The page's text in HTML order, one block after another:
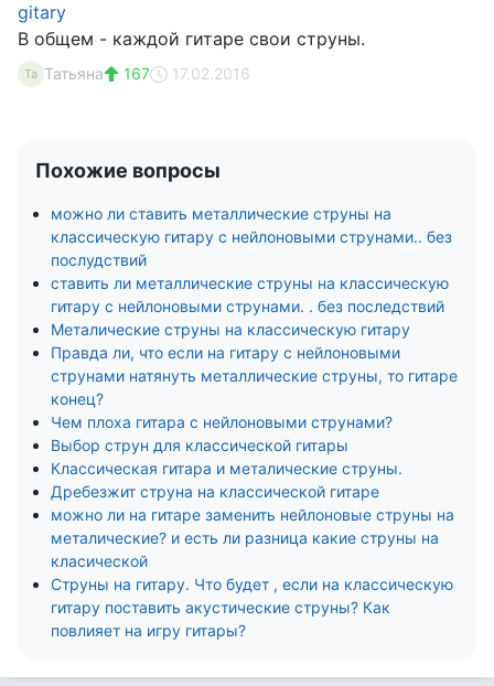
gitary
В общем - каждой гитаре свои струны.
Та Татьяна 167 17.02.2016
Похожие вопросы
можно ли ставить металлические струны на
классическую гитару с нейлоновыми струнами.. без
послудствий
ставить ли металлические струны на классическую
гитару с нейлоновыми струнами. . без последствий
Металические струны на классическую гитару
Правда ли, что если на гитару с нейлоновыми
струнами натянуть металлические струны, то гитаре
конец?
Чем плоха гитара с нейлоновыми струнами?
Выбор струн для классической гитары
Классическая гитара и металические струны.
Дребезжит струна на классической гитаре
можно ли на гитаре заменить нейлоновые струны на
металические? и есть ли разница какие струны на
класической
Струны на гитару. Что будет , если на классическую
гитару поставить акустические струны? Как
повлияет на игру гитары?